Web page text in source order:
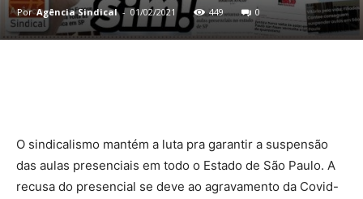
Por Agência Sindical - 01/02/2021 449 0
O sindicalismo mantém a luta pra garantir a suspensão
das aulas presenciais em todo o Estado de São Paulo. A
recusa do presencial se deve ao agravamento da Covid-